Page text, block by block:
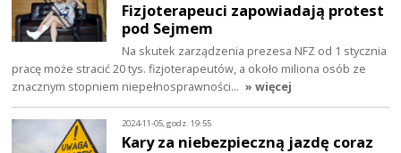
Fizjoterapeuci zapowiadają protest
pod Sejmem
Na skutek zarządzenia prezesa NFZ od 1 stycznia
pracę może stracić 20 tys. fizjoterapeutów, a około miliona osób ze
znacznym stopniem niepełnosprawności… » więcej
2024-11-05, godz. 19:55
Kary za niebezpieczną jazdę coraz